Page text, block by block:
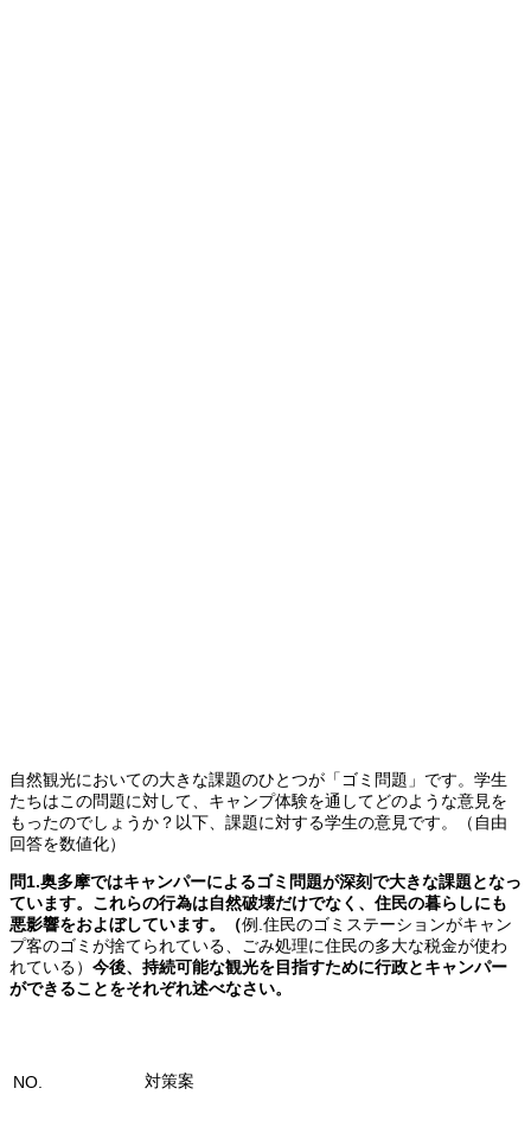
自然観光においての大きな課題のひとつが「ゴミ問題」です。学生
たちはこの問題に対して、キャンプ体験を通してどのような意見を
もったのでしょうか？以下、課題に対する学生の意見です。（自由
回答を数値化）
問1.奥多摩ではキャンパーによるゴミ問題が深刻で大きな課題となっ
ています。 これらの行為は自然破壊だけでなく、住民の暮らしにも
悪影響をおよぼしています。（例.住民のゴミステーションがキャン
プ客のゴミが捨てられている、ごみ処理に住民の多大な税金が使わ
れている） 今後、持続可能な観光を目指すために行政とキャンパー
ができることをそれぞれ述べなさい。
NO. 対策案